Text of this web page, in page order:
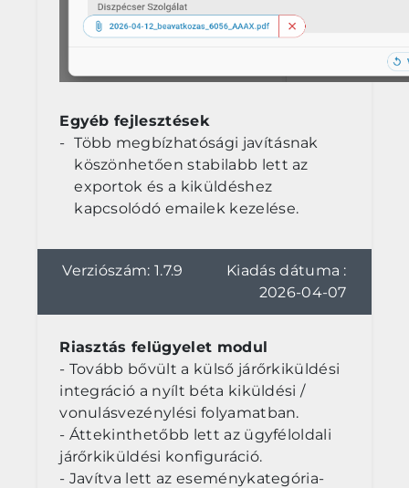
Egyéb fejlesztések
Több megbízhatósági javításnak
köszönhetően stabilabb lett az
exportok és a kiküldéshez
kapcsolódó emailek kezelése.
Verziószám: 1.7.9
Kiadás dátuma :
2026-04-07
Riasztás felügyelet modul
- Tovább bővült a külső járőrkiküldési
integráció a nyílt béta kiküldési /
vonulásvezénylési folyamatban.
- Áttekinthetőbb lett az ügyféloldali
járőrkiküldési konfiguráció.
- Javítva lett az eseménykategória-